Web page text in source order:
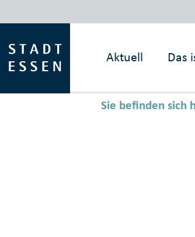
Aktuell Das
Sie befinden sich